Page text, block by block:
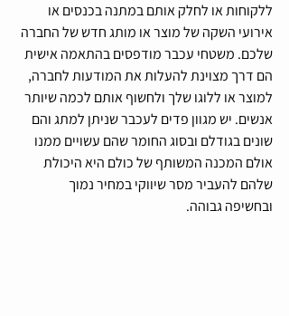
ללקוחות או לחלק אותם במתנה בכנסים או
אירועי השקה של מוצר או מותג חדש של החברה
שלכם. משטחי עכבר מודפסים בהתאמה אישית
הם דרך מצוינת להעלות את המודעות לחברה,
למוצר או ללוגו שלך ולחשוף אותם לכמה שיותר
אנשים. יש מגוון פדים לעכבר שניתן למתג והם
שונים בגודלם ובסוג החומר שהם עשויים ממנו
אולם המכנה המשותף של כולם היא היכולת
שלהם להעביר מסר שיווקי במחיר נמוך
ובחשיפה גבוהה.